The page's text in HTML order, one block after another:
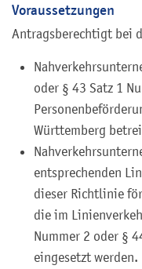
Voraussetzungen
Antragsberechtigt bei
oder § 43 Satz 1
Württemberg
entsprechenden
dieser Richtlinie
die im
Nummer 2 oder §
eingesetzt werden.